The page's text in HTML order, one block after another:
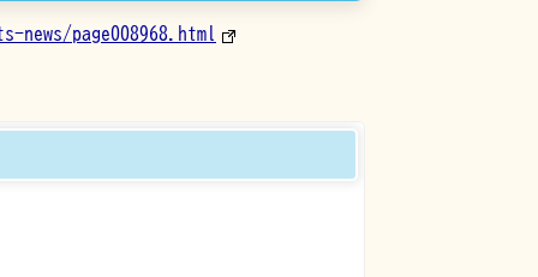
page008968.html